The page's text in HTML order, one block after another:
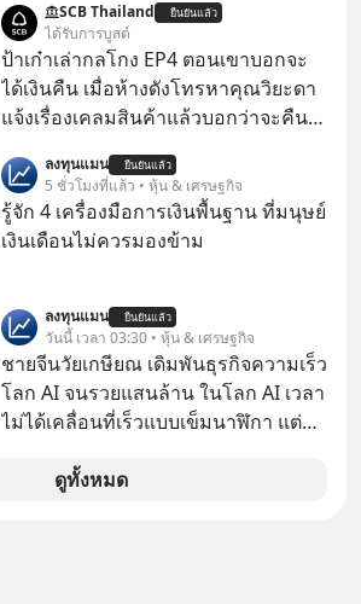
ในโมเดล AI ของบริษัท สามารถเชื่อม
ต่ออินเทอร์เน็ต และเจาะเข้าระบบของ
บริการภายนอกรายหนึ่งได้ ระหว่างการ
ทดสอบความปลอดภัยไซเบอร์
SCB Thailand ยืนยันแล้ว
ได้รับการบูสต์
ป้าเก๋าเล่ากลโกง EP4 ตอนเขาบอกจะ
ได้เงินคืน เมื่อห้างดังโทรหาคุณวิยะดา
แจ้งเรื่องเคลมสินค้าแล้วบอกว่าจะคืน
เรื่องจ้อจี้ หาคำตอบได้ที่ “ป้าเก๋าเล่ากล
โกง” EP4 ตอน “เขาบอกว่าจะได้เงิน
คืน” #ป้าเก๋าเล่ากลโกง #แก้เกมกลโกง
ลงทุนแมน ยืนยันแล้ว
5 ชั่วโมงที่แล้ว • หุ้น & เศรษฐกิจ
รู้จัก 4 เครื่องมือการเงินพื้นฐาน ที่มนุษย์
เงินเดือนไม่ควรมองข้าม
ลงทุนแมน ยืนยันแล้ว
วันนี้ เวลา 03:30 • หุ้น & เศรษฐกิจ
ชายจีนวัยเกษียณ เดิมพันธุรกิจความเร็ว
โลก AI จนรวยแสนล้าน ในโลก AI เวลา
ไม่ได้เคลื่อนที่เร็วแบบเข็มนาฬิกา แต่
ดูทั้งหมด